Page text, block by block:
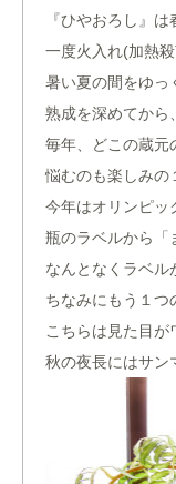
『ひやおろし』
一度火入れ(加熱
暑い夏の間をゆっ
熟成を深めてから
毎年、どこの蔵元
悩むのも楽しみの
今年はオリンピッ
瓶のラベルから「
なんとなくラベル
ちなみにもう１つ
こちらは見た目が
秋の夜長にはサン